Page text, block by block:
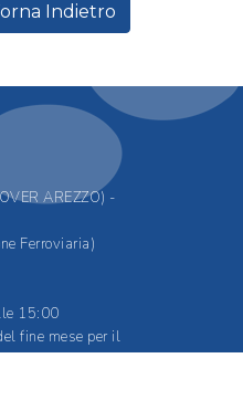
Indietro
AREZZO) -
Ferroviaria)
15:00
fine mese per il